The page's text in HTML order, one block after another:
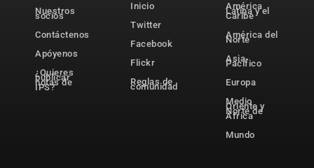
Nuestros
socios
Contáctenos
Apóyenos
¿Quieres
publicar
notas de
IPS?
Inicio
Twitter
Facebook
Flickr
Reglas de
comunidad
América
Latina y el
Caribe
América del
Norte
Asia-
Pacífico
Europa
Medio
Oriente y
Norte de
África
Mundo